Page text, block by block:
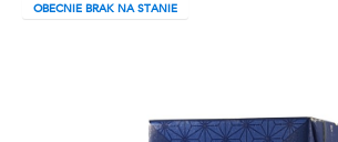
OBECNIE BRAK NA STANIE